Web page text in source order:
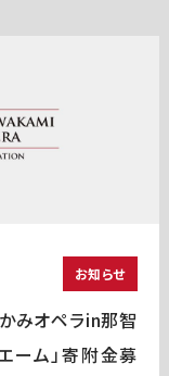
お知らせ
みオペラin那智
ーム」寄附金募